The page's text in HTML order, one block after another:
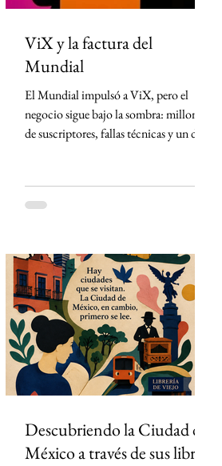
ViX y la factura del
Mundial
El Mundial impulsó a ViX, pero el
negocio sigue bajo la sombra: millones
de suscriptores, fallas técnicas y un dato
representó la mayor apuesta de
TelevisaUnivision desde el lanzamiento
valioso: los derechos exclusivos para
transmitir por streaming los 104
partidos del torneo en México. La
estrategia parecía impecable: convertir
el evento deportivo
Descubriendo la Ciudad de
México a través de sus libros